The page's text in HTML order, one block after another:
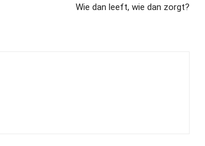
Wie dan leeft, wie dan zorgt?